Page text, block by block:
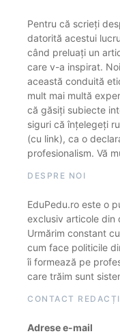
Pentru că scrieți
datorită acestui
când preluați un
care v-a inspirat.
această conduită
mult mai multă
că găsiți subiecte
siguri că înțelegeți
(cu link), ca o
profesionalism. Vă
DESPRE NOI
EduPedu.ro este o
exclusiv articole din
Urmărim constant
cum face politicile
îi formează pe
care trăim sunt
CONTACT
Adrese e-mail